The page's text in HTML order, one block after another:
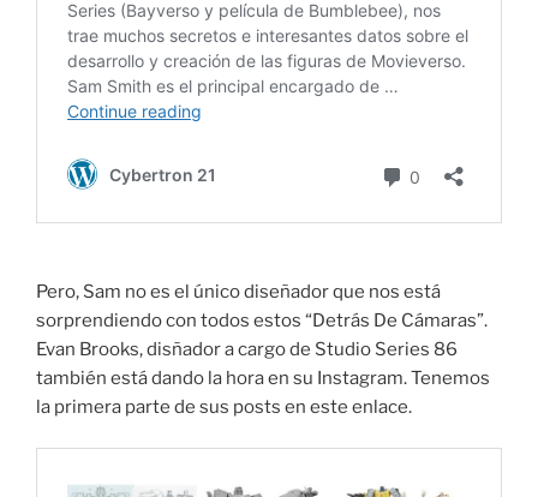
Pero, Sam no es el único diseñador que nos está
sorprendiendo con todos estos “Detrás De Cámaras”.
Evan Brooks, disñador a cargo de Studio Series 86
también está dando la hora en su Instagram. Tenemos
la primera parte de sus posts en este enlace.